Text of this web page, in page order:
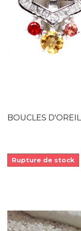
BOUCLES
Rupture de stock